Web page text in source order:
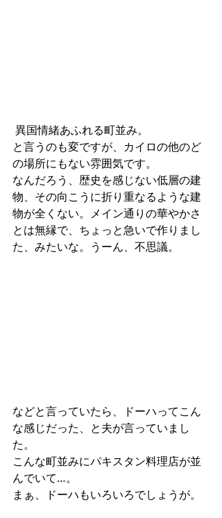
異国情緒あふれる町並み。
と言うのも変ですが、カイロの他のど
の場所にもない雰囲気です。
なんだろう、歴史を感じない低層の建
物、その向こうに折り重なるような建
物が全くない。メイン通りの華やかさ
とは無縁で、ちょっと急いで作りまし
た、みたいな。うーん、不思議。
などと言っていたら、ドーハってこん
な感じだった、と夫が言っていまし
た。
こんな町並みにパキスタン料理店が並
んでいて…。
まぁ、ドーハもいろいろでしょうが。